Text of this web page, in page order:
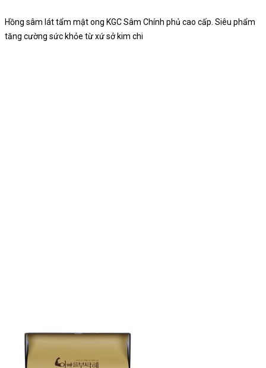
Hồng sâm lát tẩm mật ong KGC Sâm Chính phủ cao cấp. Siêu phẩm
tăng cường sức khỏe từ xứ sở kim chi